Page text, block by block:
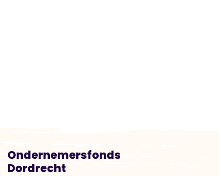
Ondernemersfonds
Dordrecht